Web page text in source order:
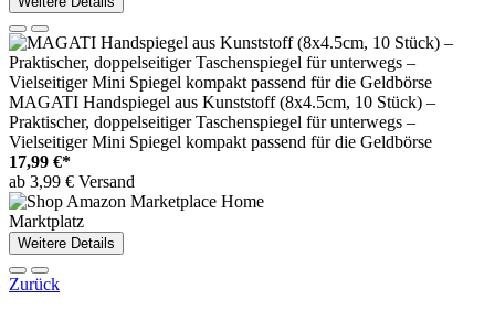
MAGATI Handspiegel aus Kunststoff (8x4.5cm, 10 Stück) –
Praktischer, doppelseitiger Taschenspiegel für unterwegs –
Vielseitiger Mini Spiegel kompakt passend für die Geldbörse
17,99 €*
ab 3,99 € Versand
Marktplatz
Weitere Details
Zurück